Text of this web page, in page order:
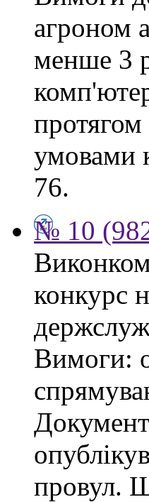
агроном
менше 3
умовами
76.
№ 10
конкурс
Вимоги:
провул.